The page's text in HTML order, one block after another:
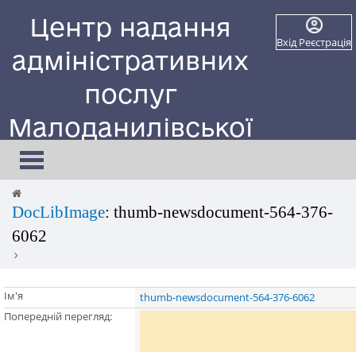
Центр надання
адміністративних
послуг
Малоданилівської
селищної ради
Сайт працює в тестовому режимі
Вхід Реєстрація
Toggle
navigation
DocLibImage: thumb-newsdocument-564-376-
6062
Ім'я
thumb-newsdocument-564-376-6062
Попередній перегляд: